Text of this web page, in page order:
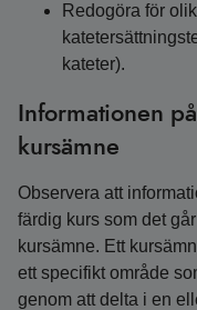
Redogöra för
kateter).
Informationen
kursämne
Observera att
färdig kurs som det
kursämne. Ett
ett specifikt område
genom att delta i en